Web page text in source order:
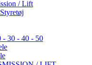
/ Lift
- 30 - 40 - 50